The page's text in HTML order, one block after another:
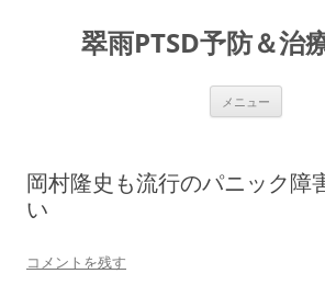
翠雨PTSD予防＆治
メニュー
岡村隆史も流行のパニック障
い
コメントを残す